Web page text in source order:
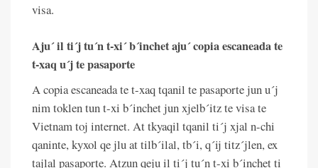
visa.
Aju´ il ti´j tu´n t-xi´ b´inchet aju´ copia escaneada te
t-xaq u´j te pasaporte
A copia escaneada te t-xaq tqanil te pasaporte jun u´j
nim toklen tun t-xi b´inchet jun xjelb´itz te visa te
Vietnam toj internet. At tkyaqil tqanil ti´j xjal n-chi
qaninte, kyxol qe jlu at tilb´ilal, tb´i, q´ij titz´jlen, ex
tajlal pasaporte. Atzun qeju il ti´j tu´n t-xi b´inchet ti